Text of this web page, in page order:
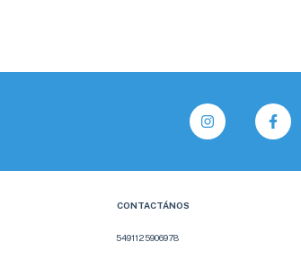
CONTACTÁNOS
5491125906978